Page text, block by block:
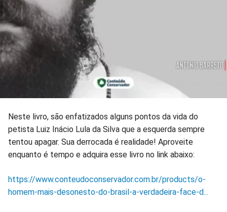
Neste livro, são enfatizados alguns pontos da vida do
petista Luiz Inácio Lula da Silva que a esquerda sempre
tentou apagar. Sua derrocada é realidade! Aproveite
enquanto é tempo e adquira esse livro no link abaixo:
https://www.conteudoconservador.com.br/products/o-
homem-mais-desonesto-do-brasil-a-verdadeira-face-d...